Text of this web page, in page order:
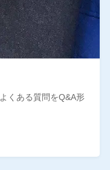
よくある質問をQ&A形